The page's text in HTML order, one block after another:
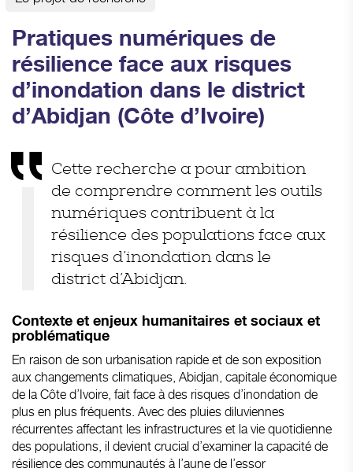
Pratiques numériques de
résilience face aux risques
d’inondation dans le district
d’Abidjan (Côte d’Ivoire)
Cette recherche a pour ambition
de comprendre comment les outils
numériques contribuent à la
résilience des populations face aux
risques d’inondation dans le
district d’Abidjan.
Contexte et enjeux humanitaires et sociaux et
problématique
En raison de son urbanisation rapide et de son exposition
aux changements climatiques, Abidjan, capitale économique
de la Côte d’Ivoire, fait face à des risques d’inondation de
plus en plus fréquents. Avec des pluies diluviennes
récurrentes affectant les infrastructures et la vie quotidienne
des populations, il devient crucial d’examiner la capacité de
résilience des communautés à l’aune de l’essor